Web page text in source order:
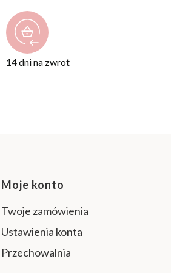
14 dni na zwrot
Linki w stopce
Moje konto
Twoje zamówienia
Ustawienia konta
Przechowalnia